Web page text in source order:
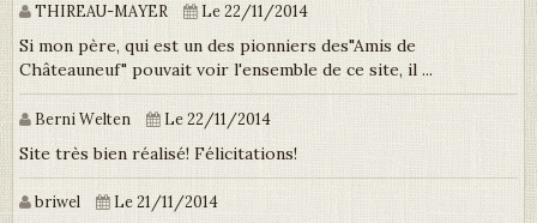
THIREAU-MAYER Le 22/11/2014
Si mon père, qui est un des pionniers des"Amis de
Châteauneuf" pouvait voir l'ensemble de ce site, il ...
Berni Welten Le 22/11/2014
Site très bien réalisé! Félicitations!
briwel Le 21/11/2014